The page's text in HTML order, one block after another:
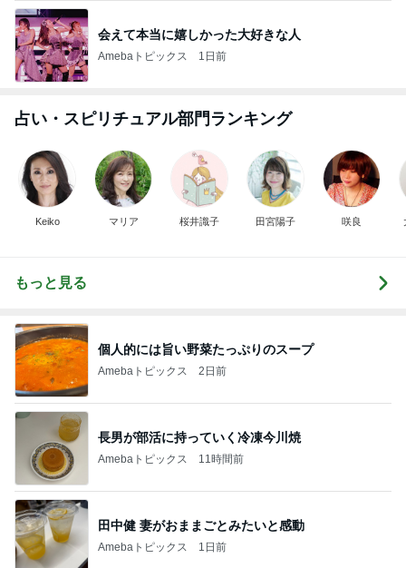
会えて本当に嬉しかった大好きな人
Amebaトピックス 1日前
占い・スピリチュアル部門ランキング
Keiko マリア 桜井識子 田宮陽子 咲良
もっと見る
個人的には旨い野菜たっぷりのスープ
Amebaトピックス 2日前
長男が部活に持っていく冷凍今川焼
Amebaトピックス 11時間前
田中健 妻がおままごとみたいと感動
Amebaトピックス 1日前